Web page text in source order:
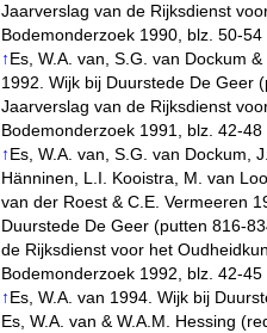
Jaarverslag van de Rijksdienst
Bodemonderzoek 1990, blz. 50-54
↑Es, W.A. van, S.G. van Dockum
1992. Wijk bij Duurstede De Geer
Jaarverslag van de Rijksdienst
Bodemonderzoek 1991, blz. 42-48
↑Es, W.A. van, S.G. van Dockum,
Hänninen, L.I. Kooistra, M. van
van der Roest & C.E. Vermeeren
Duurstede De Geer (putten 816-
de Rijksdienst voor het
Bodemonderzoek 1992, blz. 42-45
↑Es, W.A. van 1994. Wijk bij
Es, W.A. van & W.A.M. Hessing